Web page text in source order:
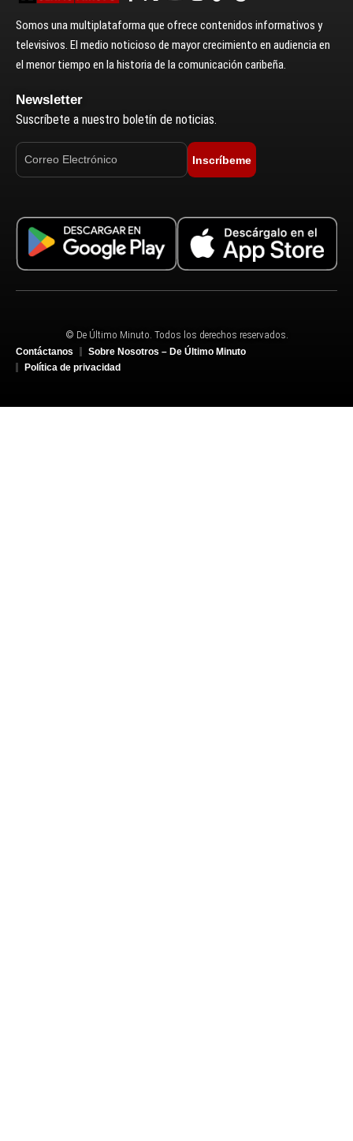
Somos una multiplataforma que ofrece contenidos informativos y
televisivos. El medio noticioso de mayor crecimiento en audiencia en
el menor tiempo en la historia de la comunicación caribeña.
Newsletter
Suscríbete a nuestro boletín de noticias.
Inscríbeme
© De Último Minuto. Todos los derechos reservados.
Contáctanos
Sobre Nosotros – De Último Minuto
Política de privacidad